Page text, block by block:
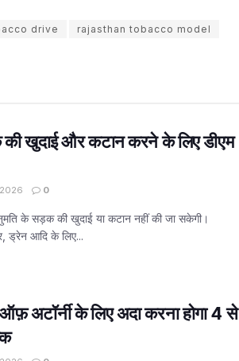
drive
rajasthan tobacco model
खुदाई और कटान करने के लिए डीएम
0
के सड़क की खुदाई या कटान नहीं की जा सकेगी।
ड्रेन आदि के लिए...
अटॉर्नी के लिए अदा करना होगा 4 से